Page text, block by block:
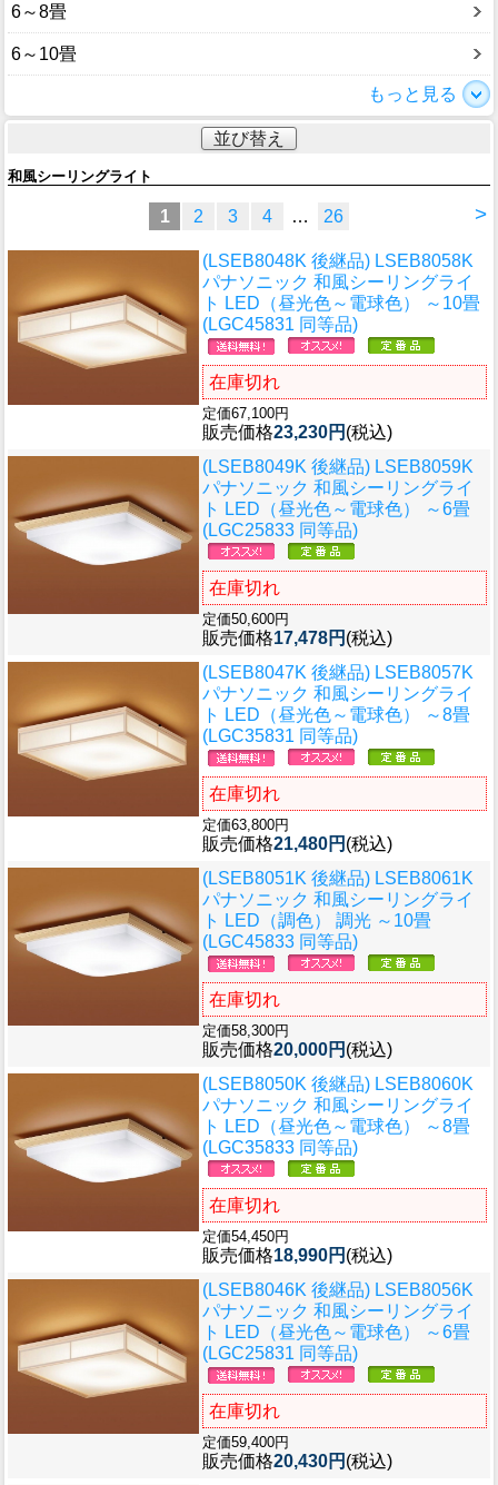
6～8畳
6～10畳
もっと見る
並び替え
和風シーリングライト
>
1 2 3 4 … 26
(LSEB8048K 後継品) LSEB8058K
パナソニック 和風シーリングライ
ト LED（昼光色～電球色） ～10畳
(LGC45831 同等品)
在庫切れ
定価67,100円
販売価格23,230円 (税込)
(LSEB8049K 後継品) LSEB8059K
パナソニック 和風シーリングライ
ト LED（昼光色～電球色） ～6畳
(LGC25833 同等品)
在庫切れ
定価50,600円
販売価格17,478円 (税込)
(LSEB8047K 後継品) LSEB8057K
パナソニック 和風シーリングライ
ト LED（昼光色～電球色） ～8畳
(LGC35831 同等品)
在庫切れ
定価63,800円
販売価格21,480円 (税込)
(LSEB8051K 後継品) LSEB8061K
パナソニック 和風シーリングライ
ト LED（調色） 調光 ～10畳
(LGC45833 同等品)
在庫切れ
定価58,300円
販売価格20,000円 (税込)
(LSEB8050K 後継品) LSEB8060K
パナソニック 和風シーリングライ
ト LED（昼光色～電球色） ～8畳
(LGC35833 同等品)
在庫切れ
定価54,450円
販売価格18,990円 (税込)
(LSEB8046K 後継品) LSEB8056K
パナソニック 和風シーリングライ
ト LED（昼光色～電球色） ～6畳
(LGC25831 同等品)
在庫切れ
定価59,400円
販売価格20,430円 (税込)